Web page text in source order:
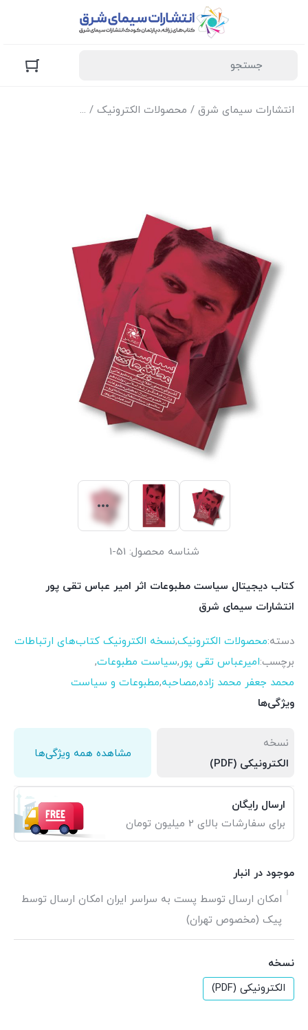
انتشارات سیمای شرق / محصولات الکترونیک / نسخه الکترونیک
شناسه محصول: 51-1
کتاب دیجیتال سیاست مطبوعات اثر امیر عباس تقی پور
انتشارات سیمای شرق
دسته:محصولات الکترونیک,نسخه الکترونیک کتاب‌های ارتباطات
برچسب:امیرعباس تقی پور,سیاست مطبوعات,
محمد جعفر محمد زاده,مصاحبه,مطبوعات و سیاست
ویژگی‌ها
نسخه
الکترونیکی (PDF)
مشاهده همه ویژگی‌ها
ارسال رایگان
برای سفارشات بالای 2 میلیون تومان
موجود در انبار
امکان ارسال توسط پست به سراسر ایران امکان ارسال توسط
پیک (مخصوص تهران)
نسخه
الکترونیکی (PDF)